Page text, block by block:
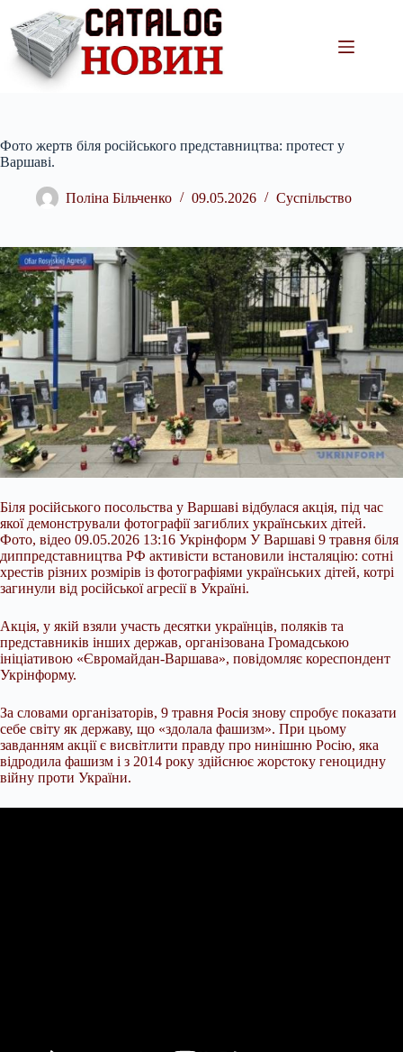
вмісту
Фото жертв біля російського представництва: протест у
Варшаві.
Поліна Більченко 09.05.2026 Суспільство
Біля російського посольства у Варшаві відбулася акція, під час
якої демонстрували фотографії загиблих українських дітей.
Фото, відео 09.05.2026 13:16 Укрінформ У Варшаві 9 травня біля
диппредставництва РФ активісти встановили інсталяцію: сотні
хрестів різних розмірів із фотографіями українських дітей, котрі
загинули від російської агресії в Україні.
Акція, у якій взяли участь десятки українців, поляків та
представників інших держав, організована Громадською
ініціативою «Євромайдан-Варшава», повідомляє кореспондент
Укрінформу.
За словами організаторів, 9 травня Росія знову спробує показати
себе світу як державу, що «здолала фашизм». При цьому
завданням акції є висвітлити правду про нинішню Росію, яка
відродила фашизм і з 2014 року здійснює жорстоку геноцидну
війну проти України.